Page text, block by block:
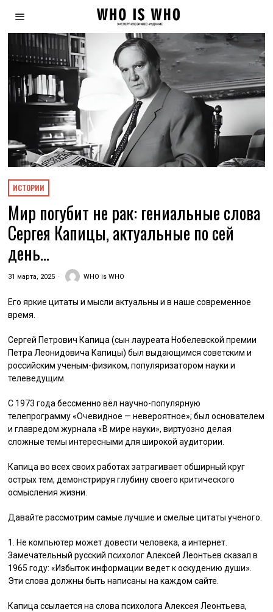
ИСТОРИИ
Мир погубит не рак: гениальные слова
Сергея Капицы, актуальные по сей
день…
31 марта, 2025 WHO is WHO
Его яркие цитаты и мысли актуальны и в наше современное
время.
Сергей Петрович Капица (сын лауреата Нобелевской премии
Петра Леонидовича Капицы) был выдающимся советским и
российским ученым-физиком, популяризатором науки и
телеведущим.
С 1973 года бессменно вёл научно-популярную
телепрограмму «Очевидное — невероятное»; был основателем
и главредом журнала «В мире науки», виртуозно делая
сложные темы интересными для широкой аудитории.
Капица во всех своих работах затрагивает обширный круг
острых тем, демонстрируя глубину своего критического
осмысления жизни.
Давайте рассмотрим самые лучшие и смелые цитаты ученого.
1. Не компьютер может довести человека, а интернет.
Замечательный русский психолог Алексей Леонтьев сказал в
1965 году: «Избыток информации ведет к оскудению души».
Эти слова должны быть написаны на каждом сайте.
Капица ссылается на слова психолога Алексея Леонтьева,